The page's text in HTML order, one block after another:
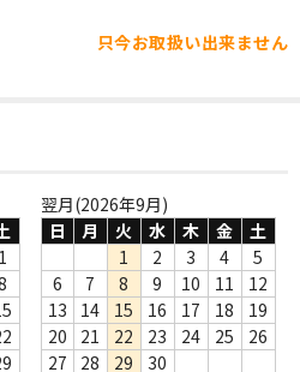
只今お取扱い出来ません
1
翌月(2026年9月)
日
月 火 水 木 金
土
1
2 3 4
5
6
7 8 9 10 11
12
13
14 15 16 17 18
19
20
21 22 23 24 25
26
27
28 29
30